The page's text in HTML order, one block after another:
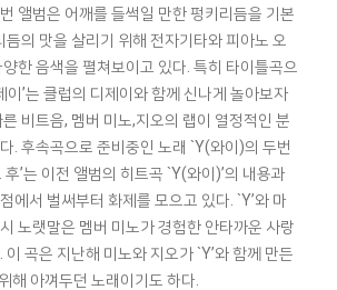
앨범은 어깨를 들썩일 만한 펑키리듬을 기본
듬의 맛을 살리기 위해 전자기타와 피아노 오
한 음색을 펼쳐보이고 있다. 특히 타이틀곡으
이’는 클럽의 디제이와 함께 신나게 놀아보자
비트음, 멤버 미노,지오의 랩이 열정적인 분
. 후속곡으로 준비중인 노래 `Y(와이)의 두번
’는 이전 앨범의 히트곡 `Y(와이)’의 내용과
에서 벌써부터 화제를 모으고 있다. `Y’와 마
노랫말은 멤버 미노가 경험한 안타까운 사랑
이 곡은 지난해 미노와 지오가 `Y’와 함께 만든
해 아껴두던 노래이기도 하다.